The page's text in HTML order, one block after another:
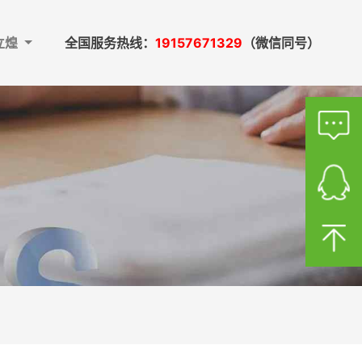
煌 全国服务热线： 19157671329 （微信同号）